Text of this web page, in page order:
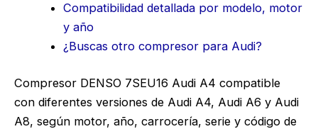
Compatibilidad detallada por modelo, motor
y año
¿Buscas otro compresor para Audi?
Compresor DENSO 7SEU16 Audi A4 compatible
con diferentes versiones de Audi A4, Audi A6 y Audi
A8, según motor, año, carrocería, serie y código de